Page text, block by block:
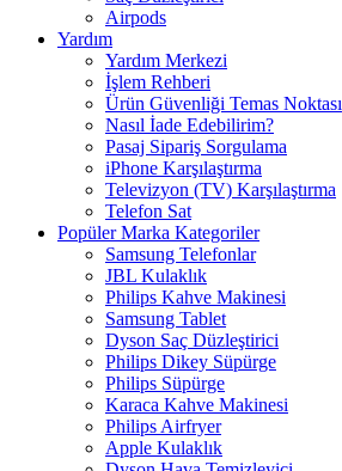
Airpods
Yardım
Yardım Merkezi
İşlem Rehberi
Ürün Güvenliği Temas Noktası
Nasıl İade Edebilirim?
Pasaj Sipariş Sorgulama
iPhone Karşılaştırma
Televizyon (TV) Karşılaştırma
Telefon Sat
Popüler Marka Kategoriler
Samsung Telefonlar
JBL Kulaklık
Philips Kahve Makinesi
Samsung Tablet
Dyson Saç Düzleştirici
Philips Dikey Süpürge
Philips Süpürge
Karaca Kahve Makinesi
Philips Airfryer
Apple Kulaklık